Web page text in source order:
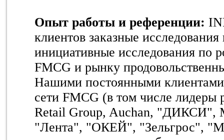
Опыт работы и референции:
клиентов заказные
инициативные исследования по
FMCG и рынку
Нашими постоянными клиентами
сети FMCG (в том числе
Retail Group, Auchan, "ДИКСИ",
"Лента", "ОКЕЙ", "Зельгрос",